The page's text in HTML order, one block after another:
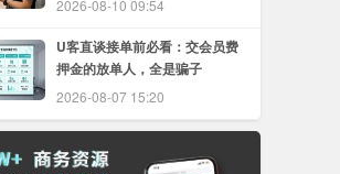
2026-08-10 09:54
U客直谈接单前必看：交会员费
押金的放单人，全是骗子
2026-08-07 15:20